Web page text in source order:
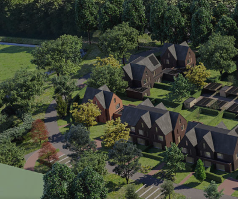
Duurzaamheid
Rosmalen
Geschiedenis